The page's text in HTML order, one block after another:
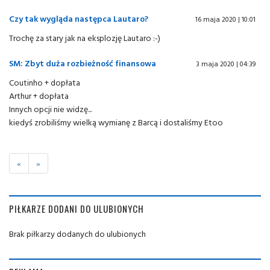
Czy tak wygląda następca Lautaro? 16 maja 2020 | 10:01
Trochę za stary jak na eksplozję Lautaro :-)
SM: Zbyt duża rozbieżność finansowa
3 maja 2020 | 04:39
Coutinho + dopłata
Arthur + dopłata
Innych opcji nie widzę...
kiedyś zrobiliśmy wielką wymianę z Barcą i dostaliśmy Etoo
« »
PIŁKARZE DODANI DO ULUBIONYCH
Brak piłkarzy dodanych do ulubionych